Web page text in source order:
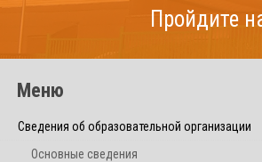
Пройдите
Меню
Сведения об образовательной организации
Основные сведения